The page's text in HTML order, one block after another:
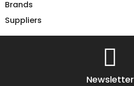
Brands
Suppliers
Newsletter